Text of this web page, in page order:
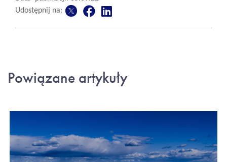
Udostępnij na:
Powiązane artykuły